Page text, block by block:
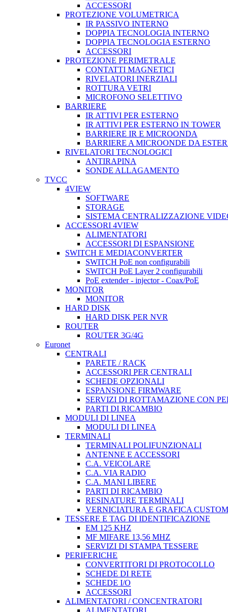
ACCESSORI
PROTEZIONE VOLUMETRICA
IR PASSIVO INTERNO
DOPPIA TECNOLOGIA INTERNO
DOPPIA TECNOLOGIA ESTERNO
ACCESSORI
PROTEZIONE PERIMETRALE
CONTATTI MAGNETICI
RIVELATORI INERZIALI
ROTTURA VETRI
MICROFONO SELETTIVO
BARRIERE
IR ATTIVI PER ESTERNO
IR ATTIVI PER ESTERNO IN TOWER
BARRIERE IR E MICROONDA
BARRIERE A MICROONDE DA
RIVELATORI TECNOLOGICI
ANTIRAPINA
SONDE ALLAGAMENTO
TVCC
4VIEW
SOFTWARE
STORAGE
SISTEMA CENTRALIZZAZIONE
ACCESSORI 4VIEW
ALIMENTATORI
ACCESSORI DI ESPANSIONE
SWITCH E MEDIACONVERTER
SWITCH PoE non configurabili
SWITCH PoE Layer 2 configurabili
PoE extender - injector - Coax/PoE
MONITOR
MONITOR
HARD DISK
HARD DISK PER NVR
ROUTER
ROUTER 3G/4G
Euronet
CENTRALI
PARETE / RACK
ACCESSORI PER CENTRALI
SCHEDE OPZIONALI
ESPANSIONE FIRMWARE
SERVIZI DI ROTTAMAZIONE CON
PARTI DI RICAMBIO
MODULI DI LINEA
MODULI DI LINEA
TERMINALI
TERMINALI POLIFUNZIONALI
ANTENNE E ACCESSORI
C.A. VEICOLARE
C.A. VIA RADIO
C.A. MANI LIBERE
PARTI DI RICAMBIO
RESINATURE TERMINALI
VERNICIATURA E GRAFICA CUSTOM
TESSERE E TAG DI IDENTIFICAZIONE
EM 125 KHZ
MF MIFARE 13,56 MHZ
SERVIZI DI STAMPA TESSERE
PERIFERICHE
CONVERTITORI DI PROTOCOLLO
SCHEDE DI RETE
SCHEDE I/O
ACCESSORI
ALIMENTATORI / CONCENTRATORI
ALIMENTATORI